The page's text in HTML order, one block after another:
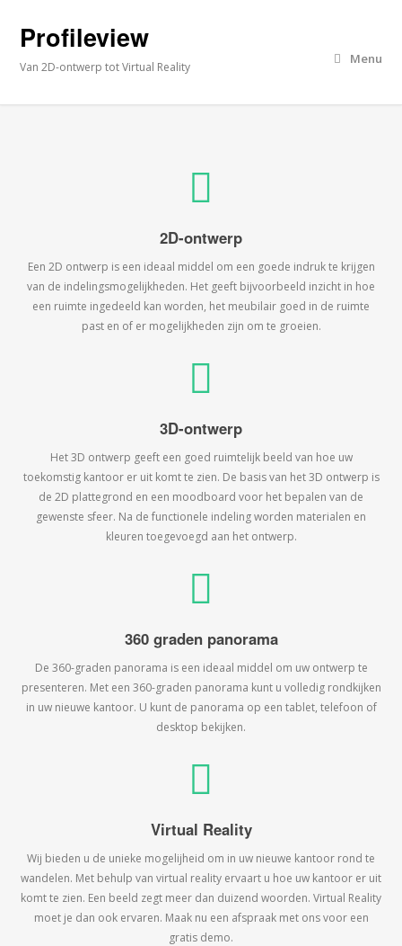
Profileview
Van 2D-ontwerp tot Virtual Reality
Menu
2D-ontwerp
Een 2D ontwerp is een ideaal middel om een goede indruk te krijgen
van de indelingsmogelijkheden. Het geeft bijvoorbeeld inzicht in hoe
een ruimte ingedeeld kan worden, het meubilair goed in de ruimte
past en of er mogelijkheden zijn om te groeien.
3D-ontwerp
Het 3D ontwerp geeft een goed ruimtelijk beeld van hoe uw
toekomstig kantoor er uit komt te zien. De basis van het 3D ontwerp is
de 2D plattegrond en een moodboard voor het bepalen van de
gewenste sfeer. Na de functionele indeling worden materialen en
kleuren toegevoegd aan het ontwerp.
360 graden panorama
De 360-graden panorama is een ideaal middel om uw ontwerp te
presenteren. Met een 360-graden panorama kunt u volledig rondkijken
in uw nieuwe kantoor. U kunt de panorama op een tablet, telefoon of
desktop bekijken.
Virtual Reality
Wij bieden u de unieke mogelijheid om in uw nieuwe kantoor rond te
wandelen. Met behulp van virtual reality ervaart u hoe uw kantoor er uit
komt te zien. Een beeld zegt meer dan duizend woorden. Virtual Reality
moet je dan ook ervaren. Maak nu een afspraak met ons voor een
gratis demo.